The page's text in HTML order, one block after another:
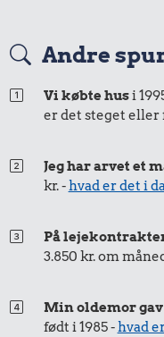
100 g garn
Banan
Andre
Vi købte husi
er det steget eller
Jeg har arvet et
kr. -hvad er det i
På
3.850 kr. om
Min oldemor
født i 1985 -hvad